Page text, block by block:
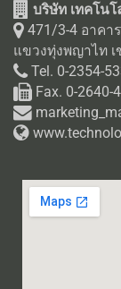
บริษัท เทคโนโ
471/3-4 อาคา
แขวงทุ่งพญาไท เ
Tel. 0-2354-
Fax. 0-2640-